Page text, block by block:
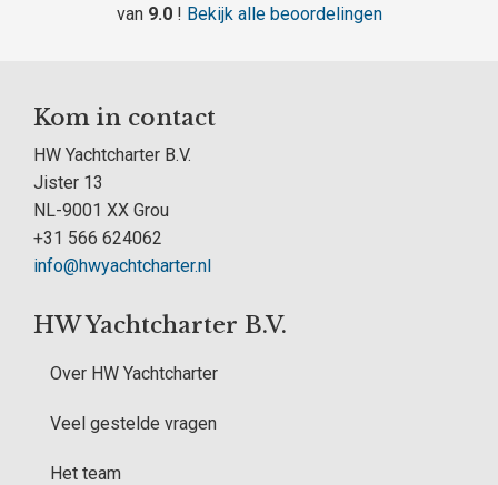
van 9.0 ! Bekijk alle beoordelingen
Kom in contact
HW Yachtcharter B.V.
Jister 13
NL-9001 XX Grou
+31 566 624062
info@hwyachtcharter.nl
HW Yachtcharter B.V.
Over HW Yachtcharter
Veel gestelde vragen
Het team